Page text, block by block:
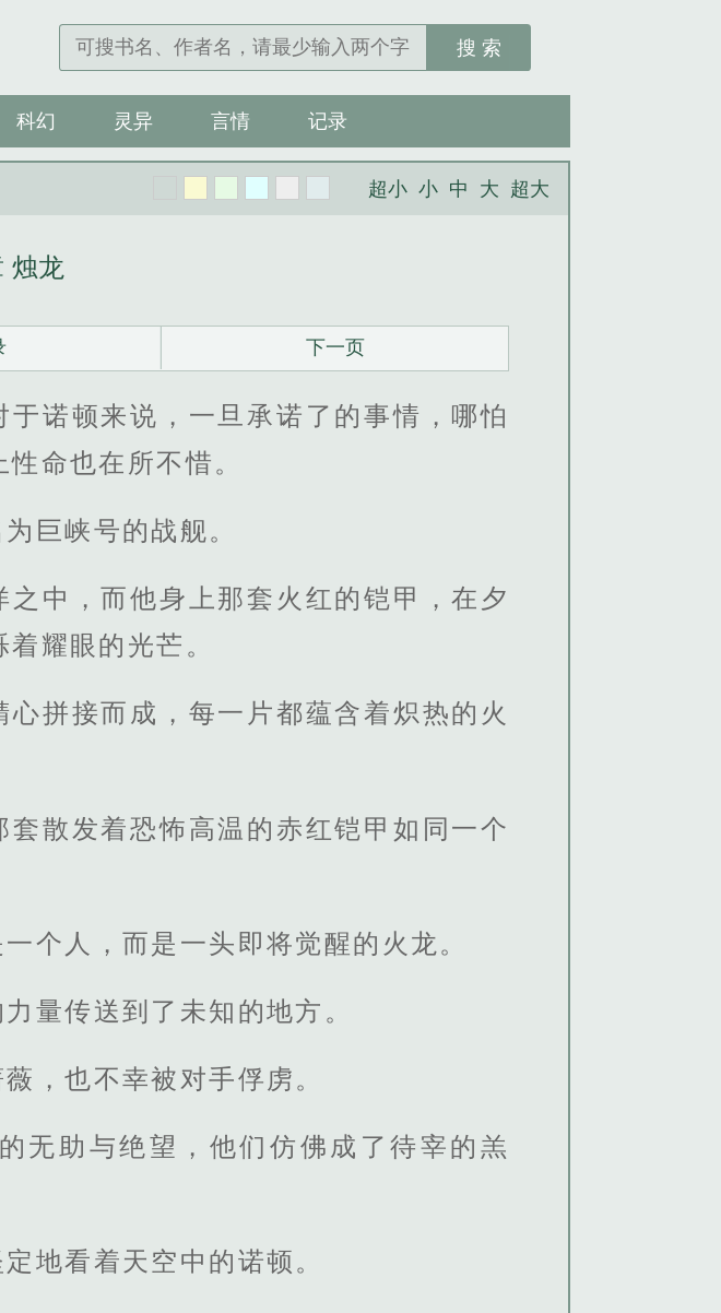
搜 索
科幻 灵异 言情 记录
超小 小 中 大 超大
烛龙
下一页
诺顿来说，一旦承诺了的事情，哪怕
命也在所不惜。
巨峡号的战舰。
中，而他身上那套火红的铠甲，在夕
耀眼的光芒。
拼接而成，每一片都蕴含着炽热的火
散发着恐怖高温的赤红铠甲如同一个
个人，而是一头即将觉醒的火龙。
量传送到了未知的地方。
，也不幸被对手俘虏。
无助与绝望，他们仿佛成了待宰的羔
地看着天空中的诺顿。